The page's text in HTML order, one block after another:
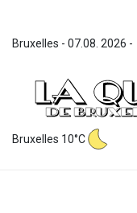
Bruxelles - 07.08. 2026 -
Bruxelles 10°C